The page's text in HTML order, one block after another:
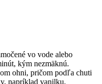
vo vode alebo
kým nezmäknú.
ohni, pričom podľa chuti
napríklad vanilku,